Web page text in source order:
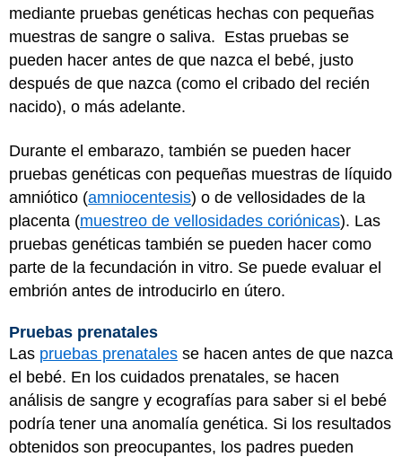
mediante pruebas genéticas hechas con pequeñas
muestras de sangre o saliva. Estas pruebas se
pueden hacer antes de que nazca el bebé, justo
después de que nazca (como el cribado del recién
nacido), o más adelante.
Durante el embarazo, también se pueden hacer
pruebas genéticas con pequeñas muestras de líquido
amniótico (amniocentesis) o de vellosidades de la
placenta (muestreo de vellosidades coriónicas). Las
pruebas genéticas también se pueden hacer como
parte de la fecundación in vitro. Se puede evaluar el
embrión antes de introducirlo en útero.
Pruebas prenatales
Las pruebas prenatales se hacen antes de que nazca
el bebé. En los cuidados prenatales, se hacen
análisis de sangre y ecografías para saber si el bebé
podría tener una anomalía genética. Si los resultados
obtenidos son preocupantes, los padres pueden